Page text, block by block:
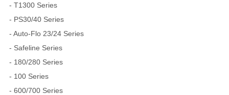
- T1300 Series
- PS30/40 Series
- Auto-Flo 23/24 Series
- Safeline Series
- 180/280 Series
- 100 Series
- 600/700 Series